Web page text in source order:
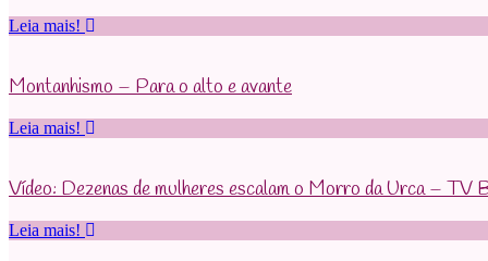
Leia mais!
Montanhismo – Para o alto e avante
Leia mais!
Vídeo: Dezenas de mulheres escalam o Morro da Urca – TV
Leia mais!